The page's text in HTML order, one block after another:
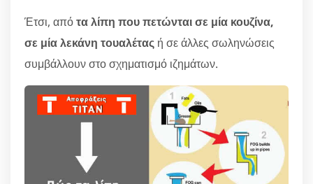
Έτσι, απότα λίπη που πετώνται σε μία κουζίνα,
σε μία λεκάνη τουαλέτας ή σε άλλες σωληνώσεις
συμβάλλουν στο σχηματισμό ιζημάτων.